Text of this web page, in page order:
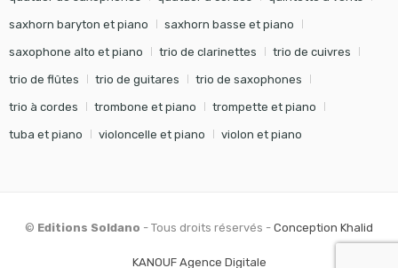
saxhorn baryton et piano saxhorn basse et piano
saxophone alto et piano trio de clarinettes trio de cuivres
trio de flûtes trio de guitares trio de saxophones
trio à cordes trombone et piano trompette et piano
tuba et piano violoncelle et piano violon et piano
© Editions Soldano - Tous droits réservés - Conception Khalid
KANOUF Agence Digitale